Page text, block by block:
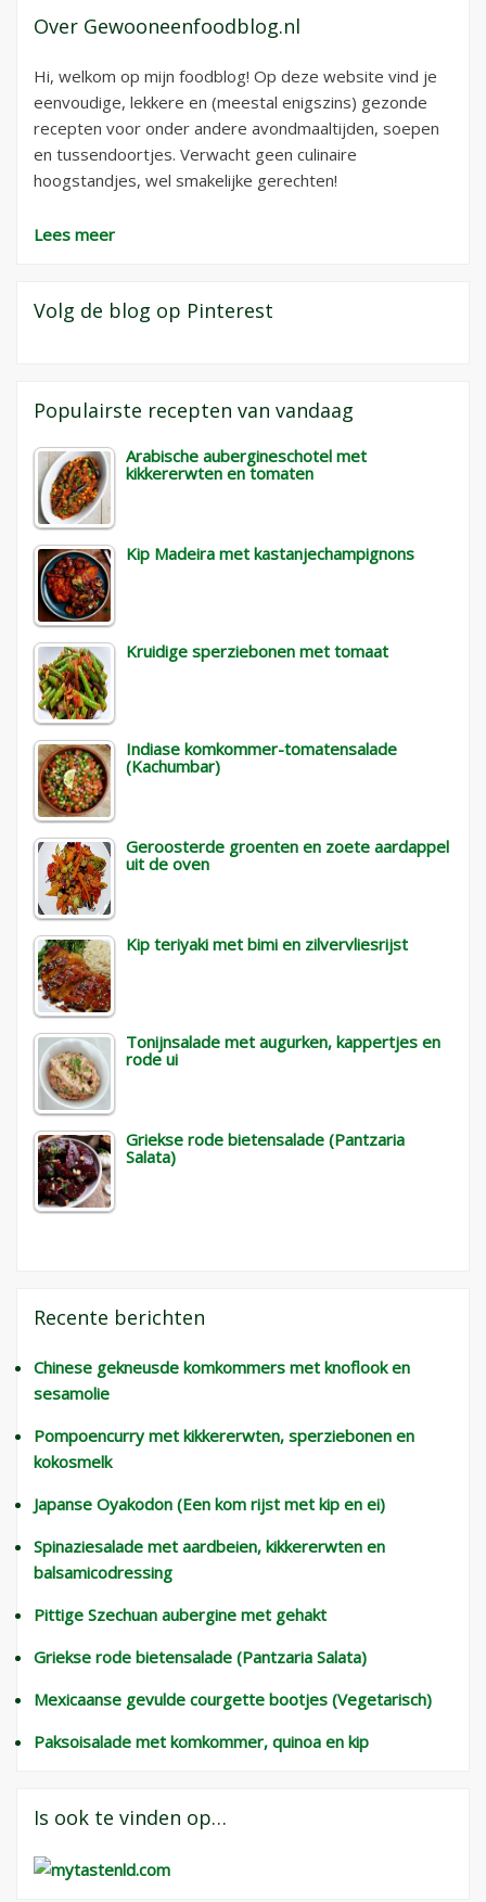
Over Gewooneenfoodblog.nl
Hi, welkom op mijn foodblog! Op deze website vind je
eenvoudige, lekkere en (meestal enigszins) gezonde
recepten voor onder andere avondmaaltijden, soepen
en tussendoortjes. Verwacht geen culinaire
hoogstandjes, wel smakelijke gerechten!
Lees meer
Volg de blog op Pinterest
Populairste recepten van vandaag
Arabische aubergineschotel met
kikkererwten en tomaten
Kip Madeira met kastanjechampignons
Kruidige sperziebonen met tomaat
Indiase komkommer-tomatensalade
(Kachumbar)
Geroosterde groenten en zoete aardappel
uit de oven
Kip teriyaki met bimi en zilvervliesrijst
Tonijnsalade met augurken, kappertjes en
rode ui
Griekse rode bietensalade (Pantzaria
Salata)
Recente berichten
Chinese gekneusde komkommers met knoflook en
sesamolie
Pompoencurry met kikkererwten, sperziebonen en
kokosmelk
Japanse Oyakodon (Een kom rijst met kip en ei)
Spinaziesalade met aardbeien, kikkererwten en
balsamicodressing
Pittige Szechuan aubergine met gehakt
Griekse rode bietensalade (Pantzaria Salata)
Mexicaanse gevulde courgette bootjes (Vegetarisch)
Paksoisalade met komkommer, quinoa en kip
Is ook te vinden op…